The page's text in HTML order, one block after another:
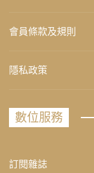
會員條款及規則
隱私政策
數位服務
訂閱雜誌